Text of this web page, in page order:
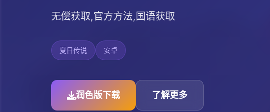
无偿获取,官方方法,国语获取
夏日传说 安卓
润色版下载 了解更多